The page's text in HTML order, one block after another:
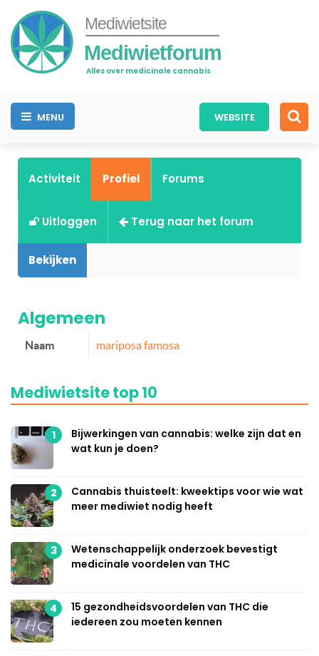
Mediwietsite
Mediwietforum
Alles over medicinale cannabis
MENU WEBSITE
Activiteit Profiel Forums
Uitloggen Terug naar het forum
Bekijken
Algemeen
Naam mariposa famosa
Mediwietsite top 10
1
Bijwerkingen van cannabis: welke zijn dat en
wat kun je doen?
2
Cannabis thuisteelt: kweektips voor wie wat
meer mediwiet nodig heeft
3
Wetenschappelijk onderzoek bevestigt
medicinale voordelen van THC
4
15 gezondheidsvoordelen van THC die
iedereen zou moeten kennen